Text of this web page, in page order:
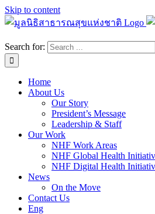
Skip to content
Search for:
Home
About Us
Our Story
President’s Message
Leadership & Staff
Our Work
NHF Work Areas
NHF Global Health
NHF Digital Health
News
On the Move
Contact Us
Eng